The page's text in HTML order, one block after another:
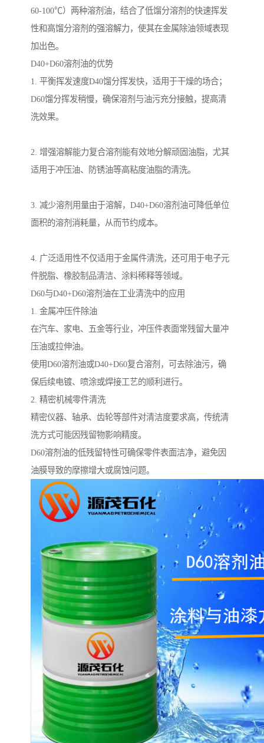
60-100℃）两种溶剂油，结合了低馏分溶剂的快速挥发
性和高馏分溶剂的强溶解力，使其在金属除油领域表现
加出色。
D40+D60溶剂油的优势
1. 平衡挥发速度D40馏分挥发快，适用于干燥的场合；
D60馏分挥发稍慢，确保溶剂与油污充分接触，提高清
洗效果。
2. 增强溶解能力复合溶剂能有效地分解顽固油脂，尤其
适用于冲压油、防锈油等高粘度油脂的清洗。
3. 减少溶剂用量由于溶解，D40+D60溶剂油可降低单位
面积的溶剂消耗量，从而节约成本。
4. 广泛适用性不仅适用于金属件清洗，还可用于电子元
件脱脂、橡胶制品清洁、涂料稀释等领域。
D60与D40+D60溶剂油在工业清洗中的应用
1. 金属冲压件除油
在汽车、家电、五金等行业，冲压件表面常残留大量冲
压油或拉伸油。
使用D60溶剂油或D40+D60复合溶剂，可去除油污，确
保后续电镀、喷涂或焊接工艺的顺利进行。
2. 精密机械零件清洗
精密仪器、轴承、齿轮等部件对清洁度要求高，传统清
洗方式可能因残留物影响精度。
D60溶剂油的低残留特性可确保零件表面洁净，避免因
油膜导致的摩擦增大或腐蚀问题。